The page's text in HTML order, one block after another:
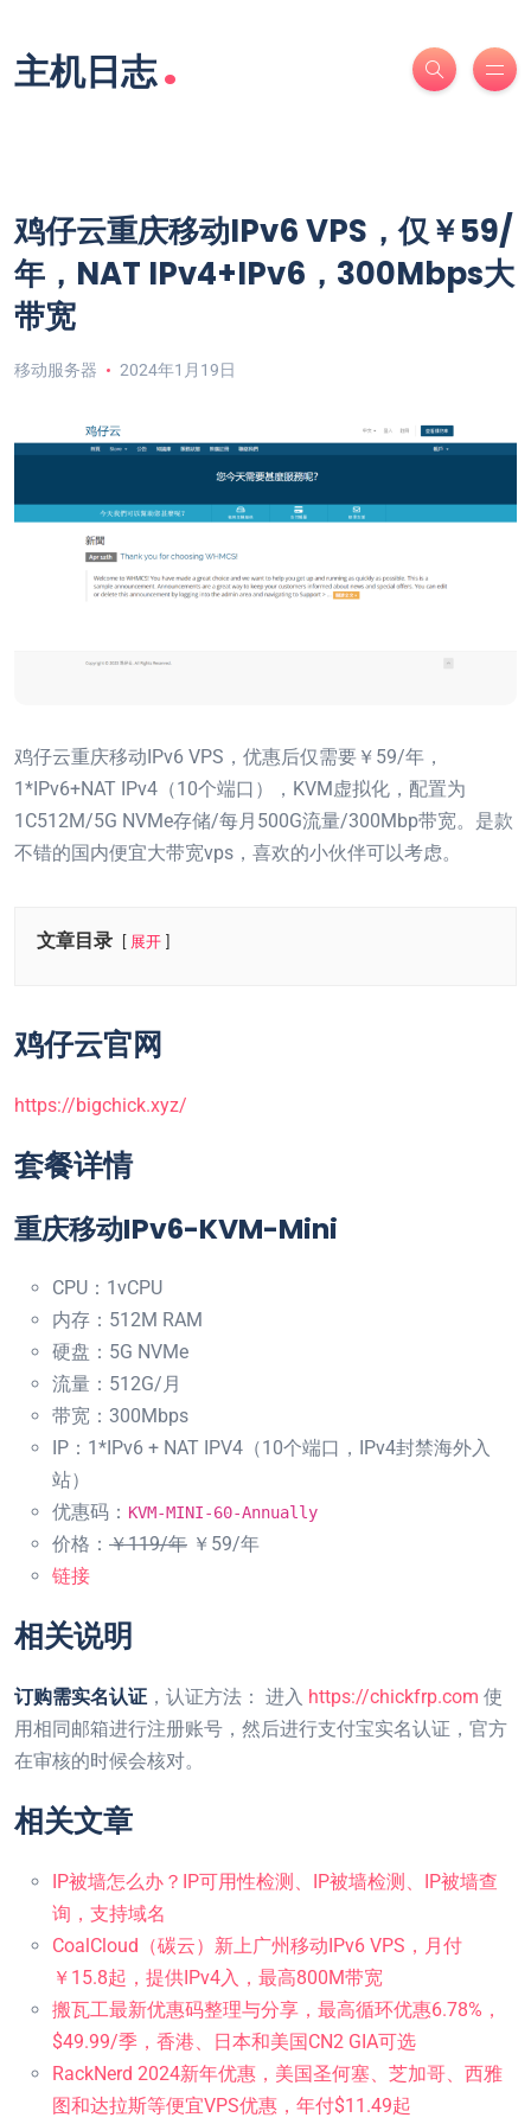
主机日志.
鸡仔云重庆移动IPv6 VPS，仅￥59/
年，NAT IPv4+IPv6，300Mbps大
带宽
移动服务器 2024年1月19日
鸡仔云重庆移动IPv6 VPS，优惠后仅需要￥59/年，
1*IPv6+NAT IPv4（10个端口），KVM虚拟化，配置为
1C512M/5G NVMe存储/每月500G流量/300Mbp带宽。是款
不错的国内便宜大带宽vps，喜欢的小伙伴可以考虑。
文章目录 展开
鸡仔云官网
https://bigchick.xyz/
套餐详情
重庆移动IPv6-KVM-Mini
CPU：1vCPU
内存：512M RAM
硬盘：5G NVMe
流量：512G/月
带宽：300Mbps
IP：1*IPv6 + NAT IPV4（10个端口，IPv4封禁海外入
站）
优惠码： KVM-MINI-60-Annually
价格： ￥119/年 ￥59/年
链接
相关说明
订购需实名认证 ，认证方法： 进入 https://chickfrp.com 使
用相同邮箱进行注册账号，然后进行支付宝实名认证，官方
在审核的时候会核对。
相关文章
IP被墙怎么办？IP可用性检测、IP被墙检测、IP被墙查
询，支持域名
CoalCloud（碳云）新上广州移动IPv6 VPS，月付
￥15.8起，提供IPv4入，最高800M带宽
搬瓦工最新优惠码整理与分享，最高循环优惠6.78%，
$49.99/季，香港、日本和美国CN2 GIA可选
RackNerd 2024新年优惠，美国圣何塞、芝加哥、西雅
图和达拉斯等便宜VPS优惠，年付$11.49起